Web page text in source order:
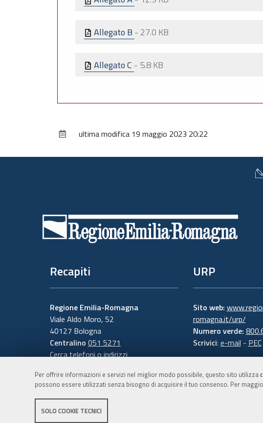
Per offrire informazioni e servizi nel miglior modo possibile, questo sito utilizza
possono essere utilizzati senza bisogno di acquisire il tuo consenso. Per
SOLO COOKIE TECNICI
Allegato B - 27.0 KB
Allegato C - 5.8 KB
ultima modifica 19 maggio 2023 20:22
Recapiti
Regione Emilia-Romagna
Viale Aldo Moro, 52
40127 Bologna
Centralino 051 5271
Cerca telefoni o indirizzi
URP
Sito web:
romagna.it/urp/
Numero verde:
Scrivici: e-mail - PEC